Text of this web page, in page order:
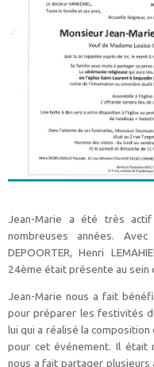
Jean-Marie a été très
nombreuses années.
DEPOORTER, Henri
24ème était présente au sein
Jean-Marie nous a fait
pour préparer les festivités
lui qui a réalisé la
pour cet événement. Il était
nous a fait partager